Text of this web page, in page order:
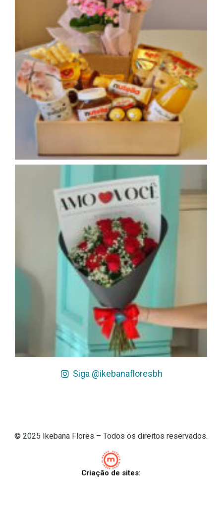
Siga @ikebanafloresbh
© 2025 Ikebana Flores – Todos os direitos reservados.
Criação de sites: